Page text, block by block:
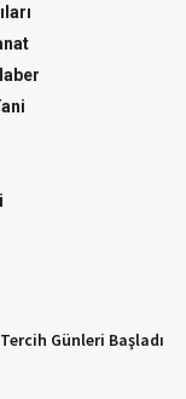
Günleri Başladı